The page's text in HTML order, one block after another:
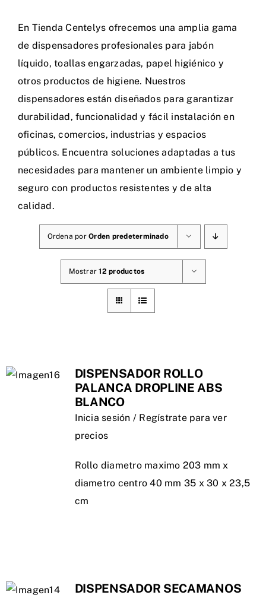
En Tienda Centelys ofrecemos una amplia gama
de dispensadores profesionales para jabón
líquido, toallas engarzadas, papel higiénico y
otros productos de higiene. Nuestros
dispensadores están diseñados para garantizar
durabilidad, funcionalidad y fácil instalación en
oficinas, comercios, industrias y espacios
públicos. Encuentra soluciones adaptadas a tus
necesidades para mantener un ambiente limpio y
seguro con productos resistentes y de alta
calidad.
Ordena porOrden predeterminado
Mostrar12 productos
DISPENSADOR ROLLO
PALANCA DROPLINE ABS
BLANCO
Inicia sesión / Regístrate para ver
precios
Rollo diametro maximo 203 mm x
diametro centro 40 mm 35 x 30 x 23,5
cm
DISPENSADOR SECAMANOS